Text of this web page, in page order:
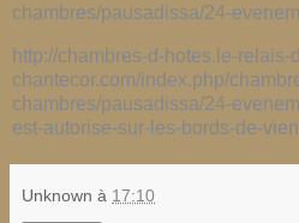
chambres/pausadissa/24-
http://chambres-d-hotes.le-relais-
chantecor.com/index.php/
chambres/pausadissa/24-
est-autorise-sur-les-bords-de-
Unknown à 17:10